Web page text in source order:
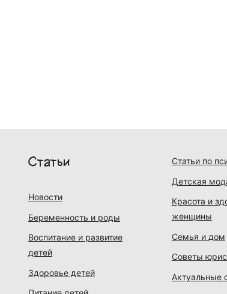
Статьи
Новости
Беременность и роды
Воспитание и развитие
детей
Здоровье детей
Статьи по
Детская
Красота и
женщины
Семья и дом
Советы
Актуальные